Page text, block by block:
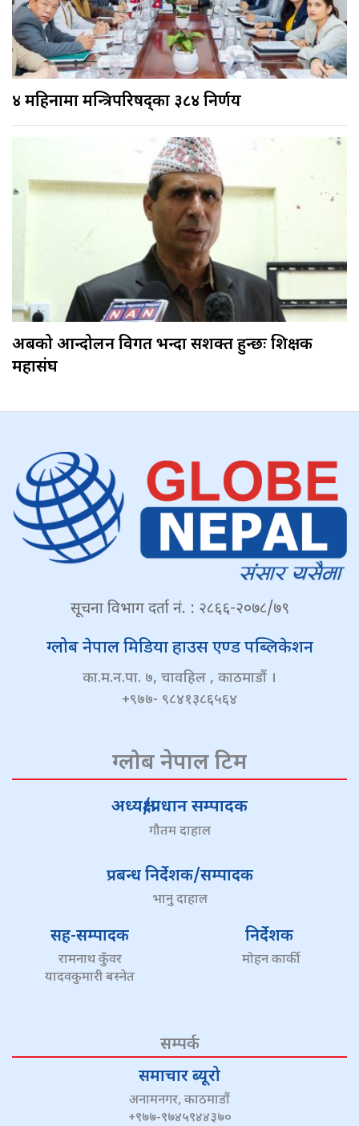
४ महिनामा मन्त्रिपरिषद्का ३८४ निर्णय
अबको आन्दोलन विगत भन्दा सशक्त हुन्छः शिक्षक
महासंघ
सूचना विभाग दर्ता नं. : २८६६-२०७८/७९
ग्लोब नेपाल मिडिया हाउस एण्ड पब्लिकेशन
का.म.न.पा. ७, चावहिल , काठमाडौं ।
+९७७- ९८४१३८६५६४
ग्लोब नेपाल टिम
अध्यक्ष/प्रधान सम्पादक
गौतम दाहाल
प्रबन्ध निर्देशक/सम्पादक
भानु दाहाल
सह-सम्पादक
रामनाथ कुँवर
यादवकुमारी बस्नेत
निर्देशक
मोहन कार्की
सम्पर्क
समाचार ब्यूरो
अनामनगर, काठमाडौं
+९७७-९७४५९४४३७०